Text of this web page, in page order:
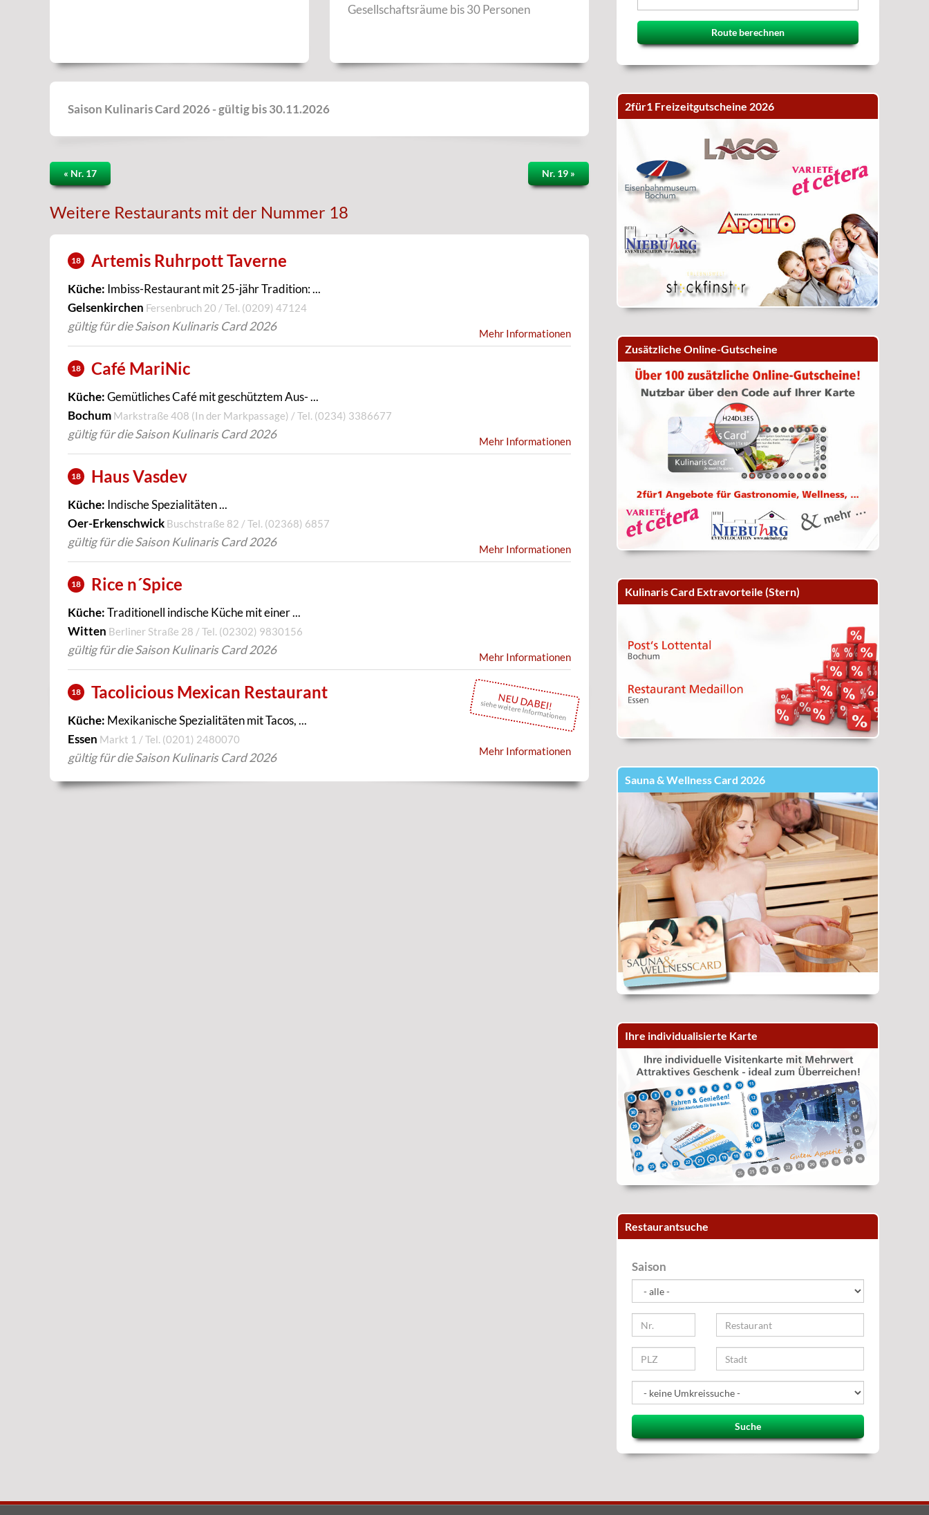
Gesellschaftsräume bis 30 Personen
Saison Kulinaris Card 2026 - gültig bis 30.11.2026
« Nr. 17 Nr. 19 »
Weitere Restaurants mit der Nummer 18
18 Artemis Ruhrpott Taverne
Küche: Imbiss-Restaurant mit 25-jähr Tradition: ...
Gelsenkirchen Fersenbruch 20 / Tel. (0209) 47124
gültig für die Saison Kulinaris Card 2026
Mehr Informationen
18 Café MariNic
Küche:Gemütliches Café mit geschütztem Aus- ...
Bochum Markstraße 408 (In der Markpassage) / Tel. (0234) 3386677
gültig für die Saison Kulinaris Card 2026
Mehr Informationen
18 Haus Vasdev
Küche: Indische Spezialitäten ...
Oer-Erkenschwick Buschstraße 82 / Tel. (02368) 6857
gültig für die Saison Kulinaris Card 2026
Mehr Informationen
18 Rice n´Spice
Küche:Traditionell indische Küche mit einer ...
Witten Berliner Straße 28 / Tel. (02302) 9830156
gültig für die Saison Kulinaris Card 2026
Mehr Informationen
NEU DABEI!
siehe weitere Informationen
18 Tacolicious Mexican Restaurant
Küche: Mexikanische Spezialitäten mit Tacos, ...
Essen Markt 1 / Tel. (0201) 2480070
gültig für die Saison Kulinaris Card 2026 Mehr Informationen
Route berechnen
2für1 Freizeitgutscheine 2026
Zusätzliche Online-Gutscheine
Kulinaris Card Extravorteile (Stern)
Sauna & Wellness Card 2026
Ihre individualisierte Karte
Restaurantsuche
Saison
Suche